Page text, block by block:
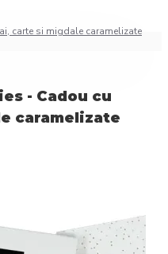
carte si migdale caramelizate
- Cadou cu
caramelizate